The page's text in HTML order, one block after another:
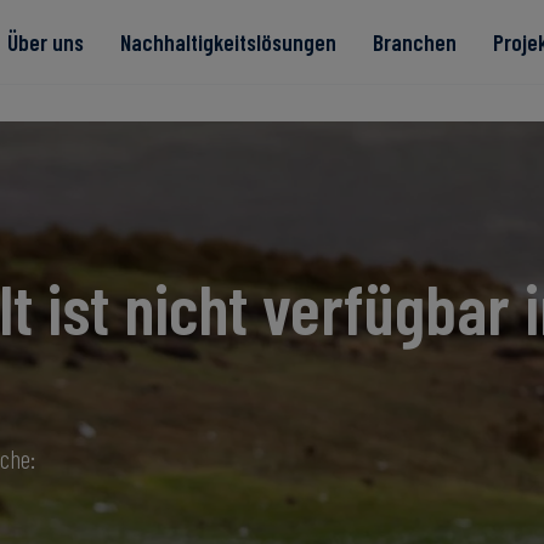
Über uns Nachhaltigkeitslösungen Branchen
Read more
Read more
Read more
Read more
Read more
ist nicht verfügbar